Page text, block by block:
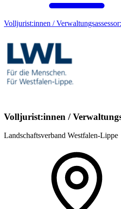
Volljurist:innen /
Volljurist:innen /
Landschaftsverband Westfalen-Lippe